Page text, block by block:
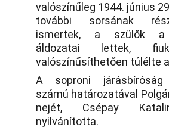
valószínűleg 1944. június
további sorsának
ismertek, a szülők a
áldozatai lettek,
valószínűsíthetően túlélte
A soproni járásbíróság
számú határozatával
nejét, Csépay
nyilvánította.